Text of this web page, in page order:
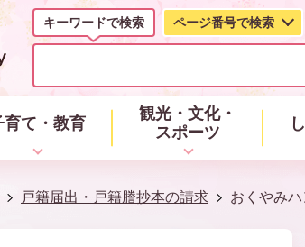
キーワードで検索 ページ番号で検索
キ
ワ
ド
で
検
育て・教育
観光・文化・
スポーツ
戸籍届出・戸籍謄抄本の請求 おくやみ